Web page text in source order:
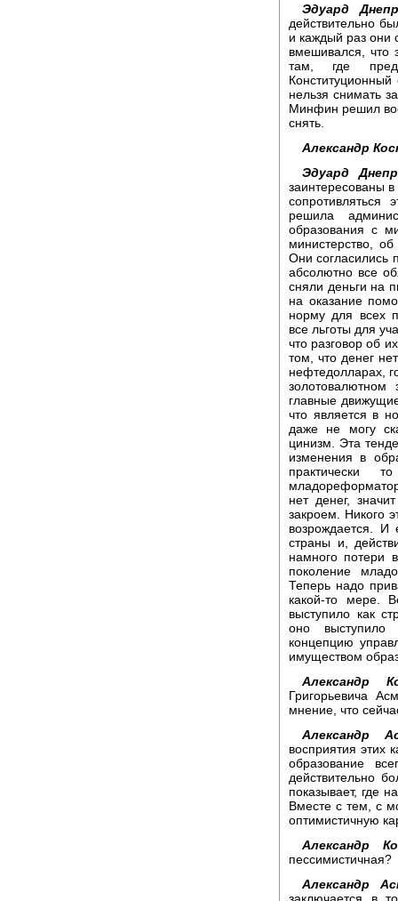
Эдуард
действительно
и каждый раз они
вмешивался, что
там, где
нельзя снимать
Минфин решил
снять.
Александр
Эдуард
заинтересованы
решила
образования с
министерство,
Они согласились
абсолютно все
сняли деньги на
на оказание
норму для всех
все льготы для
что разговор об
том, что денег
нефтедолларах,
главные
что является в
даже не могу
цинизм. Эта
изменения в
нет денег,
закроем. Никого
возрождается.
страны и,
намного потери
поколение
Теперь надо
какой-то мере.
выступило как
оно выступило
концепцию
имуществом
Александр
Григорьевича
мнение, что
Александр
восприятия этих
образование
действительно
показывает, где
Вместе с тем, с
оптимистичную
Александр
пессимистичная?
Александр
заключается в